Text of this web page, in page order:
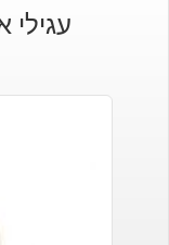
עגילי